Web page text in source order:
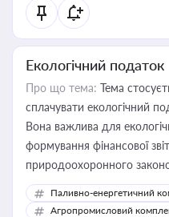
Екологічний податок
Про що тема: Тема
сплачувати екологічний
Вона важлива для
формування фінансової
природоохоронного
Паливно-енергетичний
Агропромисловий